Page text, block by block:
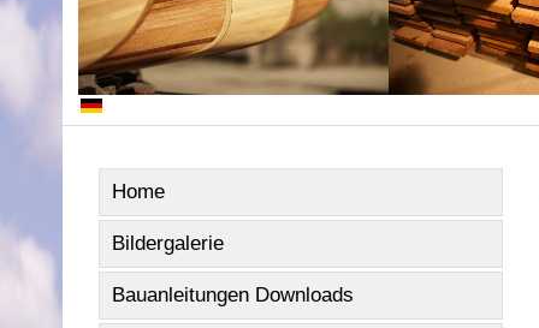
Home
Bildergalerie
Bauanleitungen Downloads